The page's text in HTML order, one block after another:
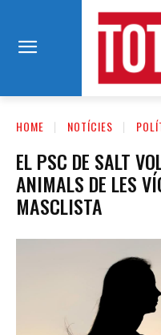
HOME NOTÍCIES
EL PSC DE SALT
ANIMALS DE LES
MASCLISTA